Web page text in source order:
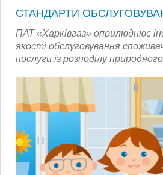
СТАНДАРТИ
ПАТ «Харківгаз» оприлюднює
якості обслуговування
послуги із розподілу природного